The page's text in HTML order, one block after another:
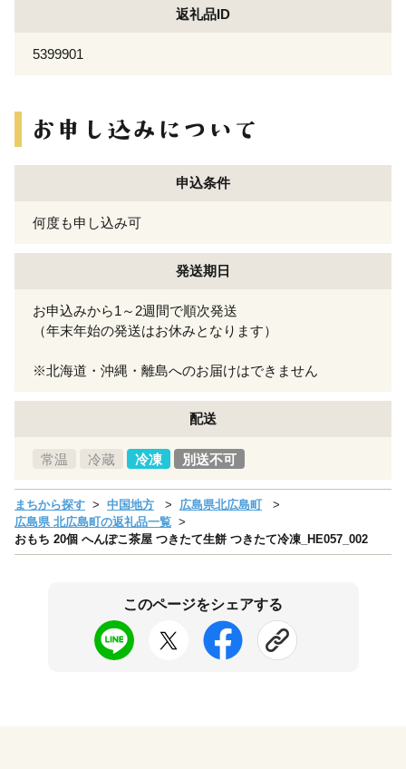
返礼品ID
5399901
申込条件
何度も申し込み可
発送期日
お申込みから1～2週間で順次発送
（年末年始の発送はお休みとなります）
※北海道・沖縄・離島へのお届けはできません
配送
常温 冷蔵 冷凍 別送不可
まちから探す 中国地方
広島県北広島町
広島県 北広島町の返礼品一覧
おもち 20個 へんぽこ茶屋 つきたて生餅 つきたて冷凍_HE057_002
このページをシェアする